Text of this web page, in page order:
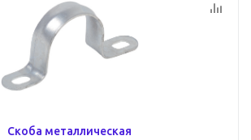
Скоба металлическая